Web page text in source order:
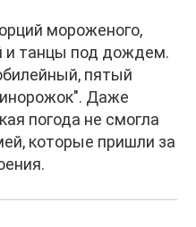
мороженого,
и танцы под дождем.
пятый
Даже
погода не смогла
которые пришли за